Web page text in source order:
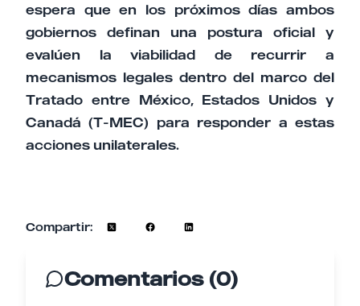
espera que en los próximos días ambos
gobiernos definan una postura oficial y
evalúen la viabilidad de recurrir a
mecanismos legales dentro del marco del
Tratado entre México, Estados Unidos y
Canadá (T-MEC) para responder a estas
acciones unilaterales.
Compartir:
Comentarios (0)